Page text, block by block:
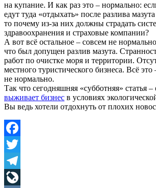
на купание. И как раз это – нормально:
едут туда «отдыхать» после разлива
то почему из-за них должны страдать
здравоохранения и страховые компании?
А вот всё остальное – совсем не
что был допущен разлив мазута.
работ по очистке моря и территории.
местного туристического бизнеса. Всё это
не нормально.
Так что сегодняшняя «субботняя» статья –
выживает бизнес в условиях
Вы ведь хотели отдохнуть от плохих
Facebook
Twitter
Telegram